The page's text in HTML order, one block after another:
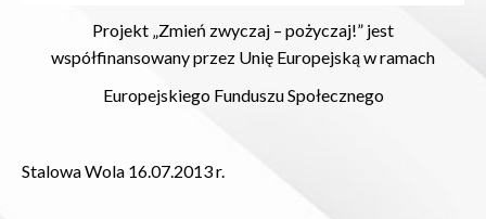
Projekt „Zmień zwyczaj – pożyczaj!” jest
współfinansowany przez Unię Europejską w ramach
Europejskiego Funduszu Społecznego
Stalowa Wola 16.07.2013 r.